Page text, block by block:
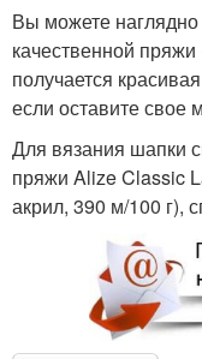
Вы можете
качественной
получается
если оставите свое
Для вязания шапки
пряжи Alize Classic
акрил, 390 м/100 г),